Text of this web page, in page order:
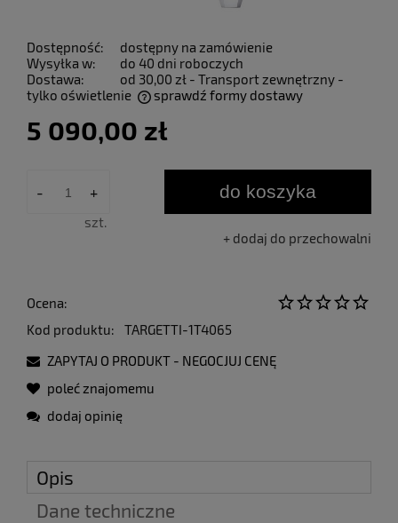
Dostępność:
dostępny na zamówienie
Wysyłka w:
do 40 dni roboczych
Dostawa:
od 30,00 zł - Transport zewnętrzny -
tylko oświetlenie
sprawdź formy dostawy
5 090,00 zł
- +
szt.
do koszyka
dodaj do przechowalni
Ocena:
Kod produktu:
TARGETTI-1T4065
ZAPYTAJ O PRODUKT - NEGOCJUJ CENĘ
poleć znajomemu
dodaj opinię
Opis
Dane techniczne